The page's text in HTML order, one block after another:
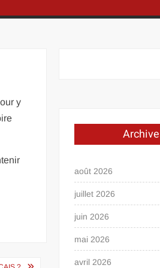
y
août 2026
juillet 2026
juin 2026
mai 2026
avril 2026